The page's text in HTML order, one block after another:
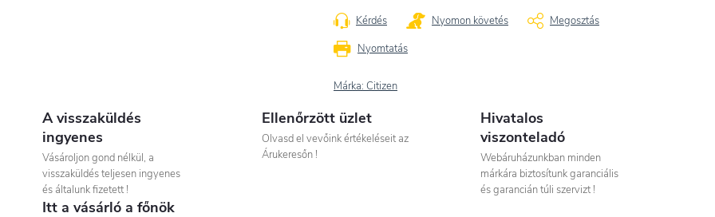
Nyomtatás
Kérdés Nyomon követés Megosztás
Márka: Citizen
A visszaküldés
ingyenes
Vásároljon gond nélkül, a
visszaküldés teljesen ingyenes
és általunk fizetett !
Ellenőrzött üzlet
Olvasd el vevőink értékeléseit az
Árukeresőn !
Hivatalos
viszonteladó
Webáruházunkban minden
márkára biztosítunk garanciális
és garancián túli szervizt !
Itt a vásárló a főnök